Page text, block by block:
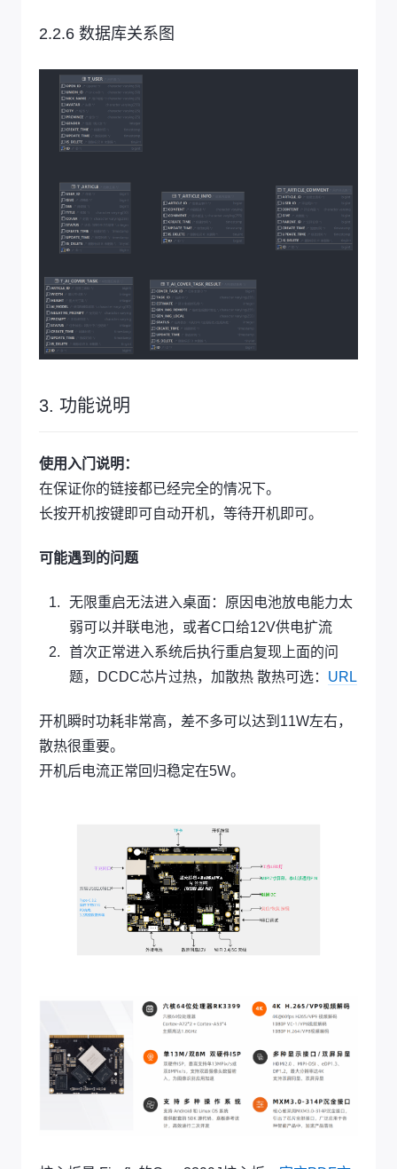
2.2.6 数据库关系图
3. 功能说明
使用入门说明：
在保证你的链接都已经完全的情况下。
长按开机按键即可自动开机，等待开机即可。
可能遇到的问题
无限重启无法进入桌面：原因电池放电能力太
弱可以并联电池，或者C口给12V供电扩流
首次正常进入系统后执行重启复现上面的问
题，DCDC芯片过热，加散热 散热可选： URL
开机瞬时功耗非常高，差不多可以达到11W左右，
散热很重要。
开机后电流正常回归稳定在5W。